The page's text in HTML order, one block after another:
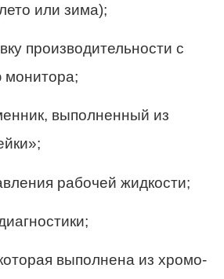
или зима);
производительности с
выполненный из
рабочей жидкости;
выполнена из хромо-